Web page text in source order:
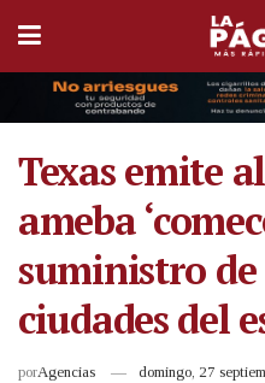
Texas emite
ameba
suministro de
ciudades del
porAgencias domingo, 27